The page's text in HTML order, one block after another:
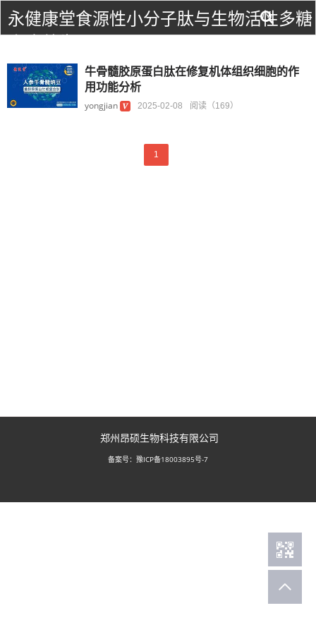
永健康堂食源性小分子肽与生物活性多糖
牛骨髓胶原蛋白肽在修复机体组织细胞的作
用功能分析
yongjian 2025-02-08 阅读（169）
1
郑州昂硕生物科技有限公司
备案号： 豫ICP备18003895号-7